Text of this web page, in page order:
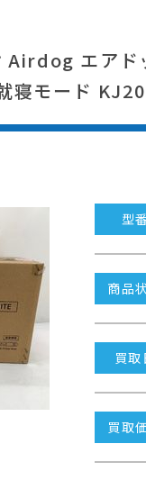
Airdog エア
寝モード
型番
商品
買取
買取